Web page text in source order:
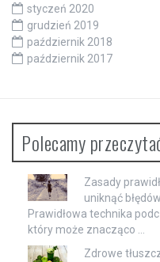
styczeń 2020
grudzień 2019
październik 2018
październik 2017
Polecamy
Zasady
uniknąć
Prawidłowa technika
który może znacząco …
Zdrowe